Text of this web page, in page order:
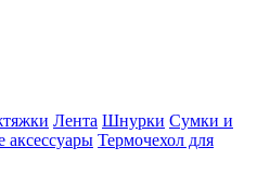
Лента Шнурки Сумки и
аксессуары Термочехол для